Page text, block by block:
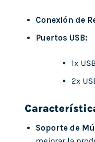
Conexión de
Puertos USB:
1x
2x
Soporte de